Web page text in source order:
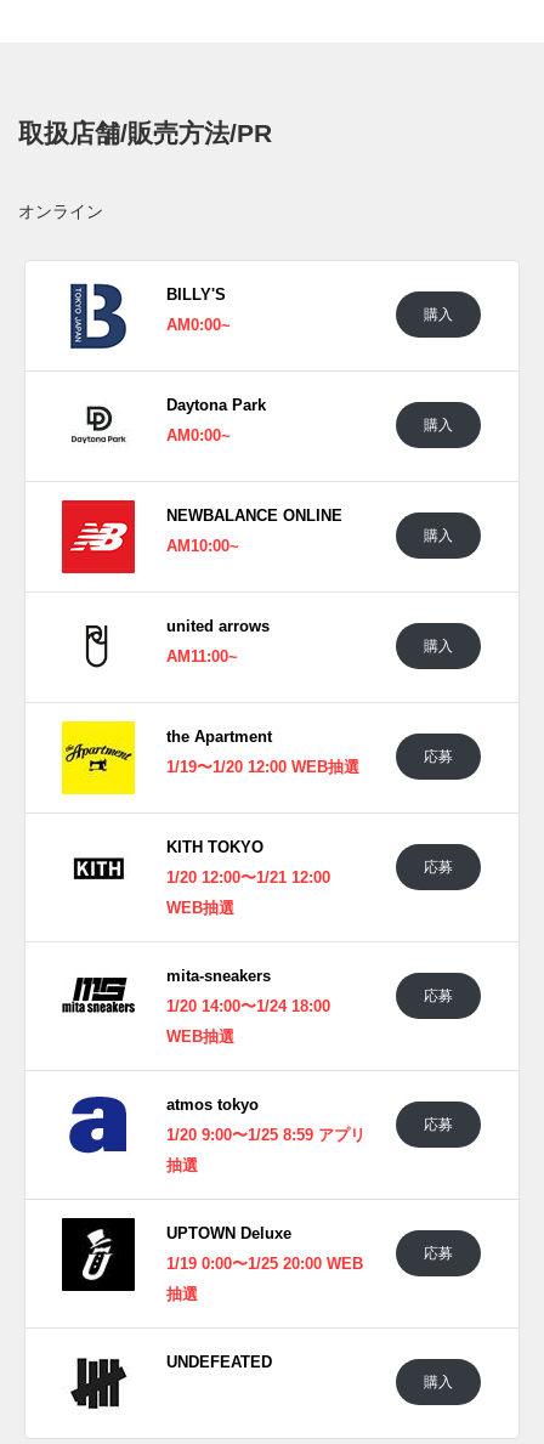
ュパネルを組み合わせ構築。柔らかなベージュをメインに、
見事に体現させた一足となっている。
日本国内では2023年1月26日に発売予定。価格は33,000円
(税込)。また新たな情報が入り次第、スニーカーウォーズの
TwitterやFacebook
取扱店舗/販売方法/PR
オンライン
BILLY'S
AM0:00~
購入
Daytona Park
AM0:00~
購入
NEWBALANCE ONLINE
AM10:00~
購入
united arrows
AM11:00~
購入
the Apartment
1/19〜1/20 12:00 WEB抽選
応募
KITH TOKYO
1/20 12:00〜1/21 12:00
WEB抽選
応募
mita-sneakers
1/20 14:00〜1/24 18:00
WEB抽選
応募
atmos tokyo
1/20 9:00〜1/25 8:59 アプリ
抽選
応募
UPTOWN Deluxe
1/19 0:00〜1/25 20:00 WEB
抽選
応募
UNDEFEATED
購入